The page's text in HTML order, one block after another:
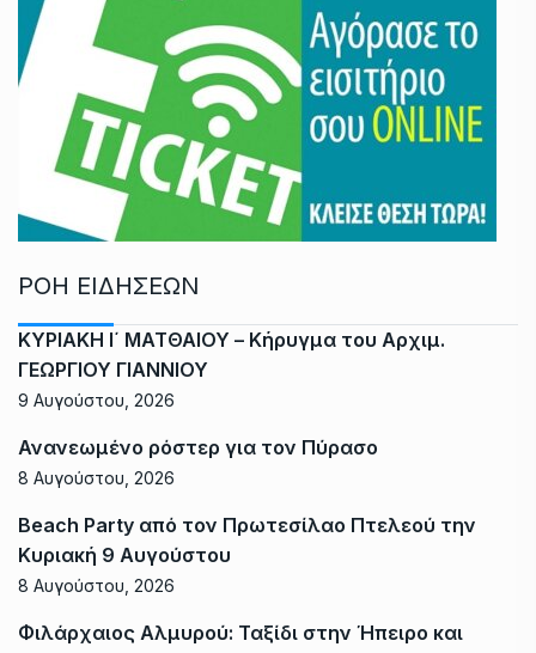
ΡΟΗ ΕΙΔΗΣΕΩΝ
ΚΥΡΙΑΚΗ Ι΄ ΜΑΤΘΑΙΟΥ – Κήρυγμα του Αρχιμ.
ΓΕΩΡΓΙΟΥ ΓΙΑΝΝΙΟΥ
9 Αυγούστου, 2026
Ανανεωμένο ρόστερ για τον Πύρασο
8 Αυγούστου, 2026
Beach Party από τον Πρωτεσίλαο Πτελεού την
Κυριακή 9 Αυγούστου
8 Αυγούστου, 2026
Φιλάρχαιος Αλμυρού: Ταξίδι στην Ήπειρο και